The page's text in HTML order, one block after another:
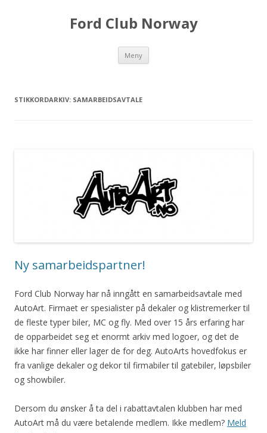
Ford Club Norway
Meny
STIKKORDARKIV: SAMARBEIDSAVTALE
Ny samarbeidspartner!
Ford Club Norway har nå inngått en samarbeidsavtale med
AutoArt. Firmaet er spesialister på dekaler og klistremerker til
de fleste typer biler, MC og fly. Med over 15 års erfaring har
de opparbeidet seg et enormt arkiv med logoer, og det de
ikke har finner eller lager de for deg. AutoArts hovedfokus er
fra vanlige dekaler og dekor til firmabiler til gatebiler, løpsbiler
og showbiler.
Dersom du ønsker å ta del i rabattavtalen klubben har med
AutoArt må du være betalende medlem. Ikke medlem? Meld